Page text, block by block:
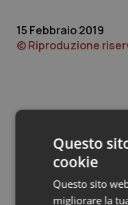
Quotidiano
Quotidiano
Quotidiano
Rene &
15 Febbraio 2019
© Riproduzione
Potrebbe
Piemonte
Questo
cookie
Questo sito
migliorare la